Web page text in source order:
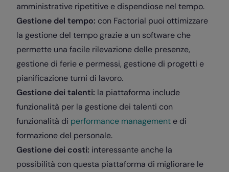
amministrative ripetitive e dispendiose nel tempo.
Gestione del tempo: con Factorial puoi ottimizzare
la gestione del tempo grazie a un software che
permette una facile rilevazione delle presenze,
gestione di ferie e permessi, gestione di progetti e
pianificazioneturni di lavoro.
Gestione dei talenti: la piattaforma include
funzionalità per la gestione dei talenti con
funzionalità di performance management e di
formazione del personale.
Gestione dei costi: interessante anche la
possibilità con questa piattaforma di migliorare le